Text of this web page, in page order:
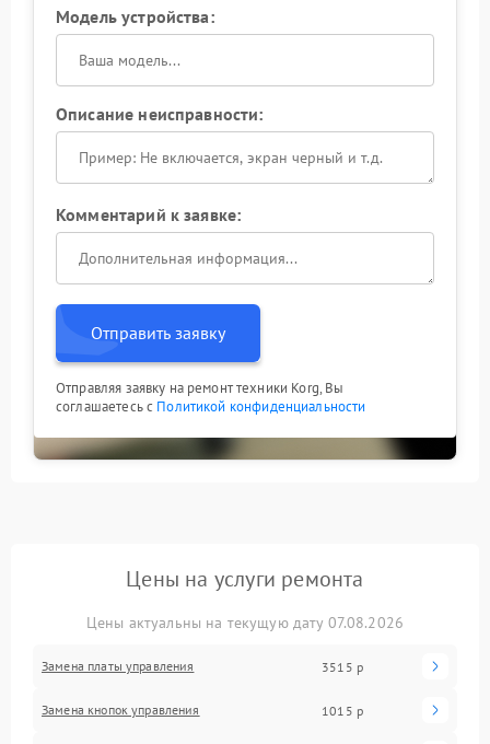
Модель устройства:
Описание неисправности:
Комментарий к заявке:
Отправить заявку
Отправляя заявку на ремонт техники Korg, Вы
соглашаетесь с Политикой конфиденциальности
Цены на услуги ремонта
Цены актуальны на текущую дату 07.08.2026
Замена платы управления 3515 р
Замена кнопок управления 1015 р